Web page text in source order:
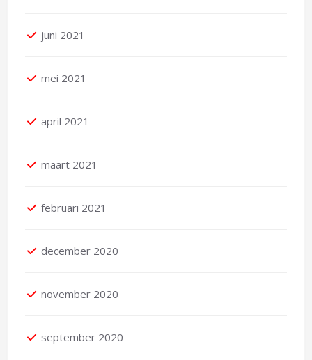
juni 2021
mei 2021
april 2021
maart 2021
februari 2021
december 2020
november 2020
september 2020